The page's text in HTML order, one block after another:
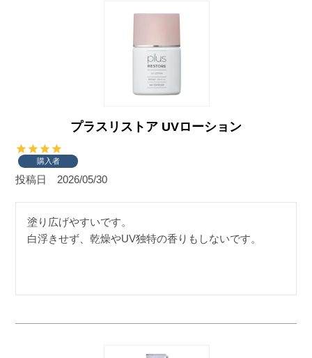
プラスリストア UVローション
購入者
投稿日 2026/05/30
塗り広げやすいです。
白浮きせず、乾燥やUV独特の香りもしないです。